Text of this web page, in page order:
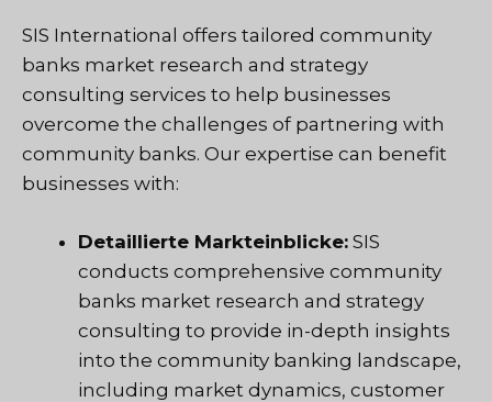
SIS International offers tailored community
banks market research and strategy
consulting services to help businesses
overcome the challenges of partnering with
community banks. Our expertise can benefit
businesses with:
Detaillierte Markteinblicke: SIS
conducts comprehensive community
banks market research and strategy
consulting to provide in-depth insights
into the community banking landscape,
including market dynamics, customer